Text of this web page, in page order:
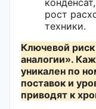
рост
техники.
Ключевой
аналогии».
уникален по
поставок и
приводят к